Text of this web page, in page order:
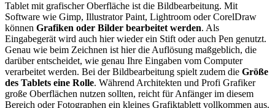
Tablet mit grafischer Oberfläche ist die Bildbearbeitung. Mit
Software wie Gimp, Illustrator Paint, Lightroom oder CorelDraw
können Grafiken oder Bilder bearbeitet werden. Als
Eingabegerät wird auch hier wieder ein Stift oder auch Pen genutzt.
Genau wie beim Zeichnen ist hier die Auflösung maßgeblich, die
darüber entscheidet, wie genau Ihre Eingaben vom Computer
verarbeitet werden. Bei der Bildbearbeitung spielt zudem die Größe
des Tablets eine Rolle. Während Architekten und Profi Grafiker
große Oberflächen nutzen sollten, reicht für Anfänger im diesem
Bereich oder Fotographen ein kleines Grafiktablett vollkommen aus.